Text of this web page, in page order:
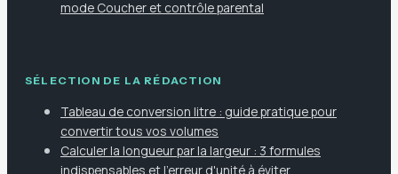
mode Coucher et contrôle parental
SÉLECTION DE LA RÉDACTION
Tableau de conversion litre : guide pratique pour
convertir tous vos volumes
Calculer la longueur par la largeur : 3 formules
indispensables et l'erreur d'unité à éviter